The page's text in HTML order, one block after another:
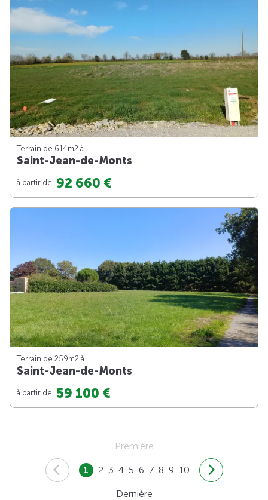
Terrain de 614m2 à
Saint-Jean-de-Monts
à partir de 92 660 €
Terrain de 259m2 à
Saint-Jean-de-Monts
à partir de 59 100 €
Première
1 2 3 4 5 6 7 8 9 10
Dernière